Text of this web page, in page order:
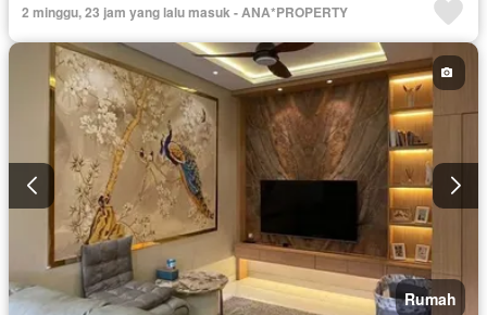
2 minggu, 23 jam yang lalu masuk - ANA*PROPERTY
Rumah